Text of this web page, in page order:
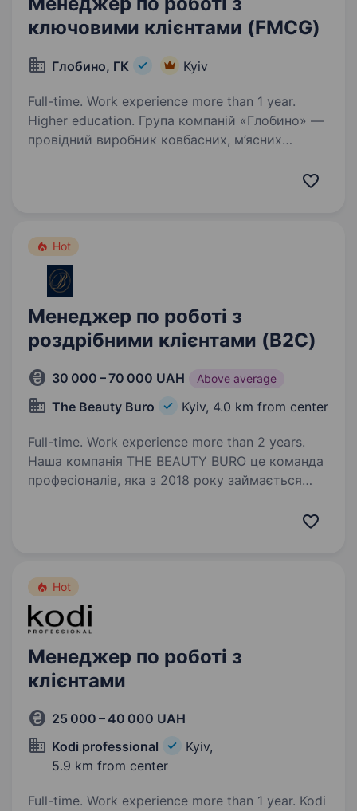
ключовими клієнтами (FMCG)
Глобино, ГК Kyiv
Full-time. Work experience more than 1 year.
Higher education. Група компаній «Глобино» —
провідний виробник ковбасних, м’ясних
Hot
Менеджер по роботі з
роздрібними клієнтами (B2C)
30 000 – 70 000 UAH Above average
The Beauty Buro Kyiv, 4.0 km from center
Full-time. Work experience more than 2 years.
Наша компанія THE BEAUTY BURO це команда
професіоналів, яка з 2018 року займається
брендів на території України. Ми працюємо
Hot
Менеджер по роботі з
клієнтами
25 000 – 40 000 UAH
Kodi professional
Kyiv,
5.9 km from center
Full-time. Work experience more than 1 year. Kodi